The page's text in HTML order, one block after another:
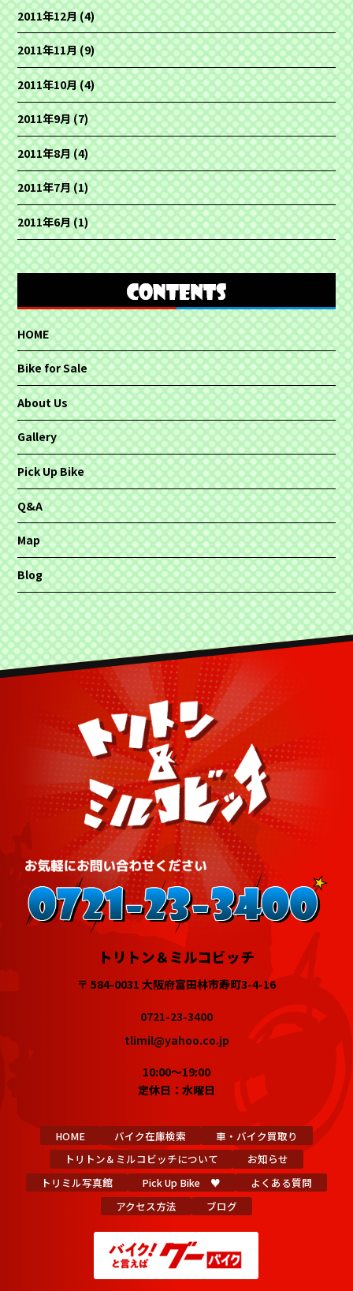
2011年12月(4)
2011年11月(9)
2011年10月(4)
2011年9月(7)
2011年8月(4)
2011年7月(1)
2011年6月(1)
HOME
Bike for Sale
About Us
Gallery
Pick Up Bike
Q&A
Map
Blog
トリトン＆ミルコビッチ
〒 584-0031 大阪府富田林市寿町3-4-16
0721-23-3400
tlimil@yahoo.co.jp
10:00～19:00
定休日：水曜日
HOME バイク在庫検索
車・バイク買取り
トリトン＆ミルコビッチについて
お知らせ
トリミル写真館
Pick Up Bike ♥
よくある質問
アクセス方法
ブログ